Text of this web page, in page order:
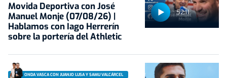
52:11
Movida Deportiva con José
Manuel Monje (07/08/26) |
Hablamos con Iago Herrerín
sobre la portería del Athletic
ONDA VASCA CON JUANJO LUSA Y SAMU VALCÁRCEL